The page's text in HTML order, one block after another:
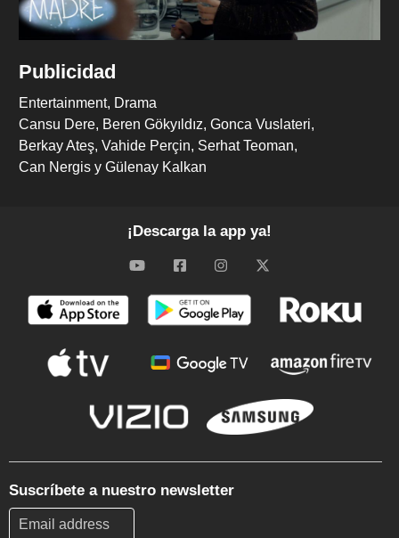
Publicidad
Entertainment Drama
Cansu Dere Beren Gökyıldız Gonca Vuslateri
Berkay Ateş Vahide Perçin Serhat Teoman
Can Nergis y Gülenay Kalkan
¡Descarga la app ya!
Suscríbete a nuestro newsletter